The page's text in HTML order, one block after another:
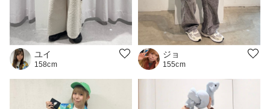
ユイ
158cm
ジョ
155cm